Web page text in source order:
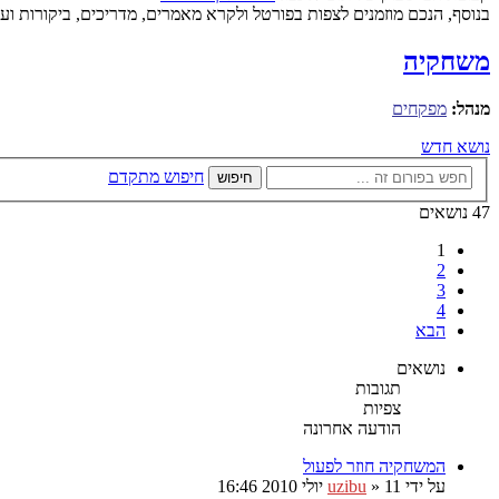
בנוסף, הנכם מוזמנים לצפות בפורטל ולקרא מאמרים, מדריכים, ביקורות
משחקיה
מנהל: מפקחים
נושא חדש
חיפוש
חיפוש מתקדם
47 נושאים
1
2
3
4
הבא
נושאים
תגובות
צפיות
הודעה אחרונה
המשחקיה חוזר לפעול
על ידי
uzibu » 11 יולי 2010 16:46